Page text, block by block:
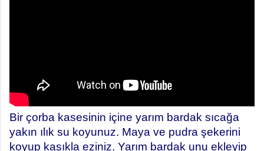
Bir çorba kasesinin içine yarım bardak sıcağa
yakın ılık su koyunuz. Maya ve pudra şekerini
koyup kaşıkla eziniz. Yarım bardak unu ekleyip